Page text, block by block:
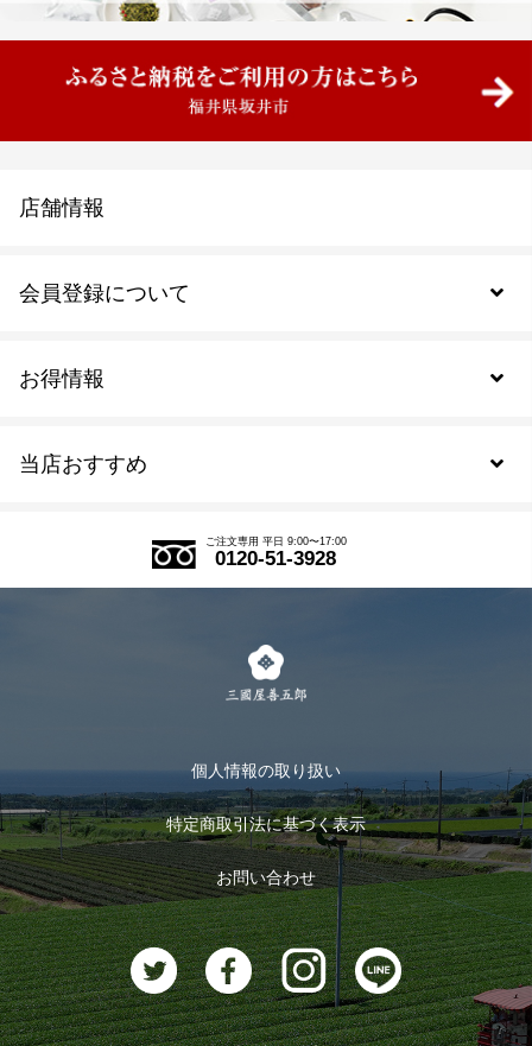
当店おすすめ
式部の香りシリーズ
お茶のギフト
おすすめのお茶
お茶に合うスイーツ
お得情報
会員登録について
会員規約について
ログイン
ログアウト
店舗情報
ご注文専用 平日 9:00〜17:00
0120-51-3928
個人情報の取り扱い
特定商取引法に基づく表示
お問い合わせ